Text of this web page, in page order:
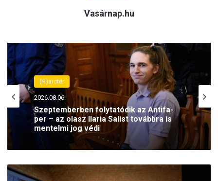
Vasárnap.hu
(H)arctér
2026.08.06.
Szeptemberben folytatódik az Antifa-
per – az olasz Ilaria Salist továbbra is
mentelmi jog védi
O